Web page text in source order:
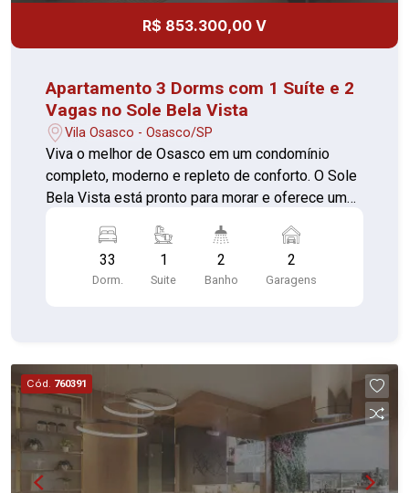
lugar ideal para quem busca qualidade de vida,
lazer completo e localização privilegiada. Agende
R$ 853.300,00 V
Apartamento 3 Dorms com 1 Suíte e 2
Vagas no Sole Bela Vista
Vila Osasco - Osasco/SP
Viva o melhor de Osasco em um condomínio
completo, moderno e repleto de conforto. O Sole
Bela Vista está pronto para morar e oferece uma
bem-estar e a praticidade da sua família.
Destaques da unidade 3 dormitórios sendo 1
suíte 2 vagas de garagem O condomínio oferece
e uma ampla área verde. Com foco em
acessibilidade, o Sole Bela Vista conta com
rampas de acesso, corrimãos, piso tátil e vagas
acessíveis, garantindo conforto e segurança para
todos. Localizado na Rua Antônia Bizarro, o
empreendimento está próximo ao Largo Santo
33
Dorm.
1
Suite
2
Banho
2
Garagens
Cód. 760391